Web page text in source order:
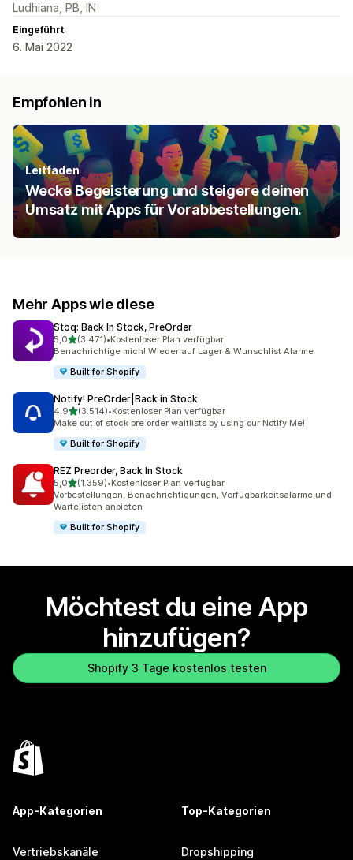
Ludhiana, PB, IN
Eingeführt
6. Mai 2022
Empfohlen in
Leitfaden
Wecke Begeisterung und steigere deinen
Umsatz mit Apps für Vorabbestellungen.
Mehr Apps wie diese
Stoq: Back In Stock, PreOrder
5,0von 5 Sternen
(3.471)
3471 Rezensionen insgesamt
•Kostenloser Plan verfügbar
Benachrichtige mich! Wieder auf Lager & Wunschlist Alarme
Built for Shopify
Notify! PreOrder|Back in Stock
4,9von 5 Sternen
(3.514)
3514 Rezensionen insgesamt
•Kostenloser Plan verfügbar
Make out of stock pre order waitlists by using our Notify Me!
Built for Shopify
REZ Preorder, Back In Stock
5,0von 5 Sternen
(1.359)
1359 Rezensionen insgesamt
•Kostenloser Plan verfügbar
Vorbestellungen, Benachrichtigungen, Verfügbarkeitsalarme und
Wartelisten anbieten
Built for Shopify
Möchtest du eine App
hinzufügen?
Shopify 3 Tage kostenlos testen
App-Kategorien
Vertriebskanäle
Top-Kategorien
Dropshipping